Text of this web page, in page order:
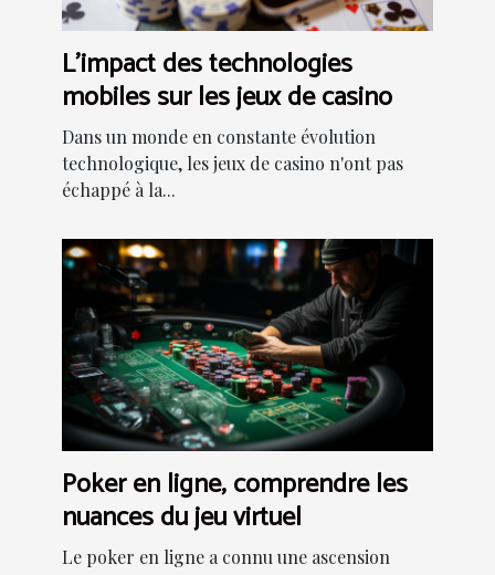
L'impact des technologies
mobiles sur les jeux de casino
Dans un monde en constante évolution
technologique, les jeux de casino n'ont pas
échappé à la...
Poker en ligne, comprendre les
nuances du jeu virtuel
Le poker en ligne a connu une ascension